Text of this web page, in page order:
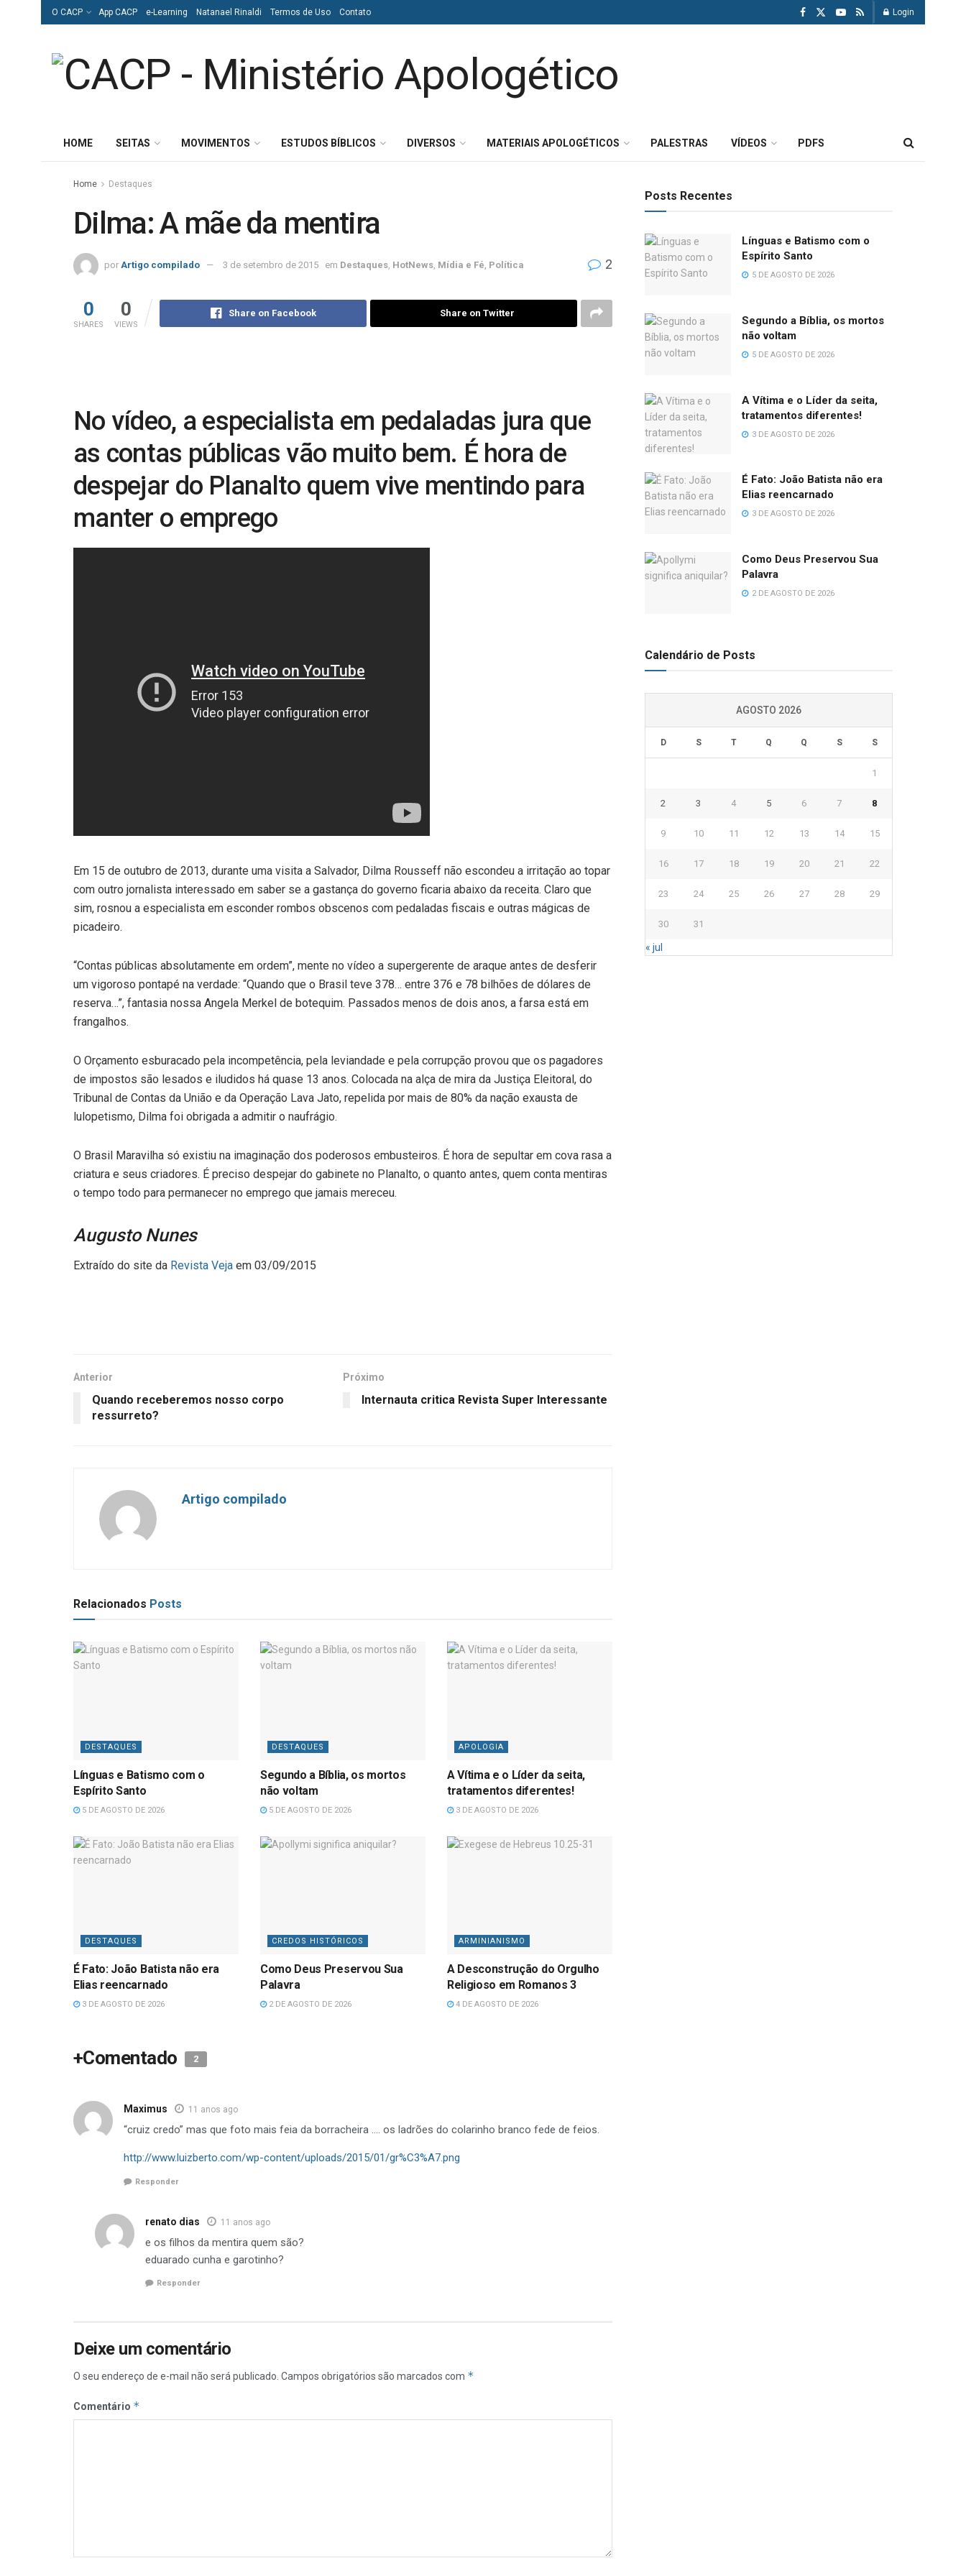
O CACP App CACP e-Learning Natanael Rinaldi Termos de Uso Contato Login
HOME SEITAS MOVIMENTOS ESTUDOS BÍBLICOS DIVERSOS MATERIAIS APOLOGÉTICOS PALESTRAS VÍDEOS PDFS
Home Destaques
Dilma: A mãe da mentira
por Artigo compilado 3 de setembro de 2015 em Destaques HotNews Mídia e Fé Política 2
0
SHARES
0
VIEWS
Share on Facebook Share on Twitter
No vídeo, a especialista em pedaladas jura que
as contas públicas vão muito bem. É hora de
despejar do Planalto quem vive mentindo para
manter o emprego
Em 15 de outubro de 2013, durante uma visita a Salvador, Dilma Rousseff não escondeu a irritação ao topar
com outro jornalista interessado em saber se a gastança do governo ficaria abaixo da receita. Claro que
sim, rosnou a especialista em esconder rombos obscenos com pedaladas fiscais e outras mágicas de
picadeiro.
“Contas públicas absolutamente em ordem”, mente no vídeo a supergerente de araque antes de desferir
um vigoroso pontapé na verdade: “Quando que o Brasil teve 378… entre 376 e 78 bilhões de dólares de
reserva…”, fantasia nossa Angela Merkel de botequim. Passados menos de dois anos, a farsa está em
frangalhos.
O Orçamento esburacado pela incompetência, pela leviandade e pela corrupção provou que os pagadores
de impostos são lesados e iludidos há quase 13 anos. Colocada na alça de mira da Justiça Eleitoral, do
Tribunal de Contas da União e da Operação Lava Jato, repelida por mais de 80% da nação exausta de
lulopetismo, Dilma foi obrigada a admitir o naufrágio.
O Brasil Maravilha só existiu na imaginação dos poderosos embusteiros. É hora de sepultar em cova rasa a
criatura e seus criadores. É preciso despejar do gabinete no Planalto, o quanto antes, quem conta mentiras
o tempo todo para permanecer no emprego que jamais mereceu.
Augusto Nunes
Extraído do site da Revista Veja em 03/09/2015
Anterior
Quando receberemos nosso corpo
ressurreto?
Próximo
Internauta critica Revista Super Interessante
Artigo compilado
Relacionados Posts
DESTAQUES
Línguas e Batismo com o
Espírito Santo
5 DE AGOSTO DE 2026
DESTAQUES
Segundo a Bíblia, os mortos
não voltam
5 DE AGOSTO DE 2026
APOLOGIA
A Vítima e o Líder da seita,
tratamentos diferentes!
3 DE AGOSTO DE 2026
DESTAQUES
É Fato: João Batista não era
Elias reencarnado
3 DE AGOSTO DE 2026
CREDOS HISTÓRICOS
Como Deus Preservou Sua
Palavra
2 DE AGOSTO DE 2026
ARMINIANISMO
A Desconstrução do Orgulho
Religioso em Romanos 3
4 DE AGOSTO DE 2026
+Comentado 2
Maximus 11 anos ago
“cruiz credo” mas que foto mais feia da borracheira …. os ladrões do colarinho branco fede de feios.
http://www.luizberto.com/wp-content/uploads/2015/01/gr%C3%A7.png
Responder
renato dias 11 anos ago
e os filhos da mentira quem são?
eduarado cunha e garotinho?
Responder
Deixe um comentário
O seu endereço de e-mail não será publicado. Campos obrigatórios são marcados com *
Comentário *
Posts Recentes
Línguas e Batismo com o
Espírito Santo
5 DE AGOSTO DE 2026
Segundo a Bíblia, os mortos
não voltam
5 DE AGOSTO DE 2026
A Vítima e o Líder da seita,
tratamentos diferentes!
3 DE AGOSTO DE 2026
É Fato: João Batista não era
Elias reencarnado
3 DE AGOSTO DE 2026
Como Deus Preservou Sua
Palavra
2 DE AGOSTO DE 2026
Calendário de Posts
AGOSTO 2026
D S T Q Q S S
1
2 3 4 5 6 7 8
9 10 11 12 13 14 15
16 17 18 19 20 21 22
23 24 25 26 27 28 29
30 31
« jul